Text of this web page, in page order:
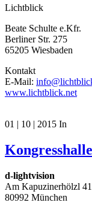
Lichtblick
Beate Schulte e.Kfr.
Berliner Str. 275
65205 Wiesbaden
Kontakt
E-Mail:
www.lichtblick.net
01 | 10 | 2015 In
d-lightvision
Am Kapuzinerhölzl 41
80992 München